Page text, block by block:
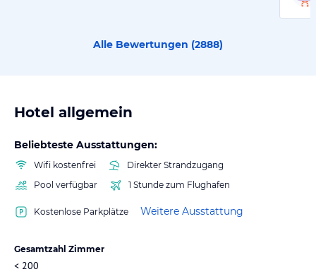
Alle Bewertungen (2888)
Hotel allgemein
Beliebteste Ausstattungen:
Wifi kostenfrei
Direkter Strandzugang
Pool verfügbar
1 Stunde zum Flughafen
Kostenlose Parkplätze Weitere Ausstattung
Gesamtzahl Zimmer
< 200